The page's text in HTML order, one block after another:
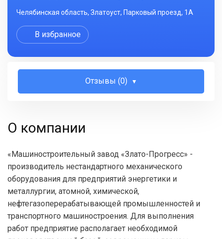
Челябинская область, Златоуст, Парковый проезд, 1А
В избранное
Отзывы (0)
О компании
«Машиностроительный завод «Злато-Прогресс» -
производитель нестандартного механического
оборудования для предприятий энергетики и
металлургии, атомной, химической,
нефтегазоперерабатывающей промышленностей и
транспортного машиностроения. Для выполнения
работ предприятие располагает необходимой